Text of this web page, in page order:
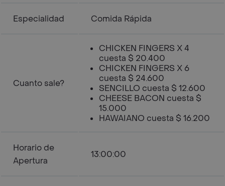
Especialidad Comida Rápida
Cuanto sale?
CHICKEN FINGERS X 4
cuesta $ 20.400
CHICKEN FINGERS X 6
cuesta $ 24.600
SENCILLO cuesta $ 12.600
CHEESE BACON cuesta $
15.000
HAWAIANO cuesta $ 16.200
Horario de
Apertura
13:00:00